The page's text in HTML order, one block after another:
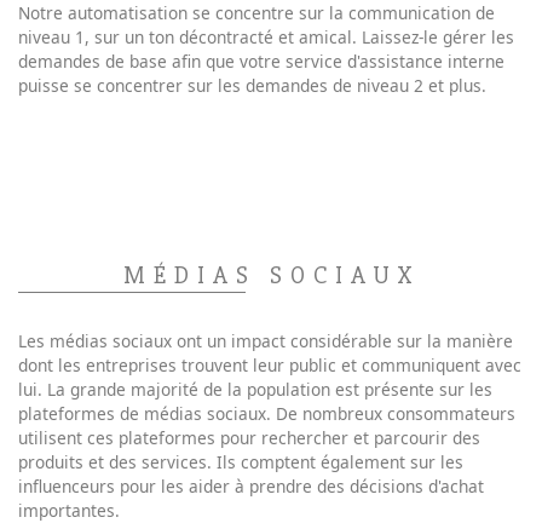
Notre automatisation se concentre sur la communication de
niveau 1, sur un ton décontracté et amical. Laissez-le gérer les
demandes de base afin que votre service d'assistance interne
puisse se concentrer sur les demandes de niveau 2 et plus.
MÉDIAS SOCIAUX
Les médias sociaux ont un impact considérable sur la manière
dont les entreprises trouvent leur public et communiquent avec
lui. La grande majorité de la population est présente sur les
plateformes de médias sociaux. De nombreux consommateurs
utilisent ces plateformes pour rechercher et parcourir des
produits et des services. Ils comptent également sur les
influenceurs pour les aider à prendre des décisions d'achat
importantes.